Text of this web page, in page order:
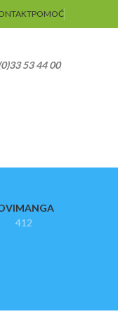
POMOĆ
53 44 00
MANGA
412